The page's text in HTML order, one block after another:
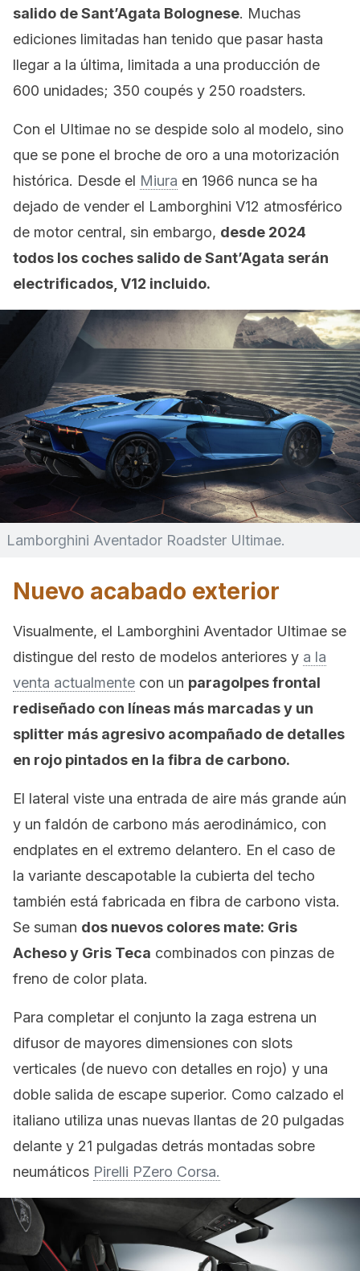
salido de Sant’Agata Bolognese. Muchas
ediciones limitadas han tenido que pasar hasta
llegar a la última, limitada a una producción de
600 unidades; 350 coupés y 250 roadsters.
Con el Ultimae no se despide solo al modelo, sino
que se pone el broche de oro a una motorización
histórica. Desde el Miura en 1966 nunca se ha
dejado de vender el Lamborghini V12 atmosférico
de motor central, sin embargo, desde 2024
todos los coches salido de Sant’Agata serán
electrificados, V12 incluido.
Lamborghini Aventador Roadster Ultimae.
Nuevo acabado exterior
Visualmente, el Lamborghini Aventador Ultimae se
distingue del resto de modelos anteriores y a la
venta actualmente con un paragolpes frontal
rediseñado con líneas más marcadas y un
splitter más agresivo acompañado de detalles
en rojo pintados en la fibra de carbono.
El lateral viste una entrada de aire más grande aún
y un faldón de carbono más aerodinámico, con
endplates en el extremo delantero. En el caso de
la variante descapotable la cubierta del techo
también está fabricada en fibra de carbono vista.
Se suman dos nuevos colores mate: Gris
Acheso y Gris Teca combinados con pinzas de
freno de color plata.
Para completar el conjunto la zaga estrena un
difusor de mayores dimensiones con slots
verticales (de nuevo con detalles en rojo) y una
doble salida de escape superior. Como calzado el
italiano utiliza unas nuevas llantas de 20 pulgadas
delante y 21 pulgadas detrás montadas sobre
neumáticos Pirelli PZero Corsa.